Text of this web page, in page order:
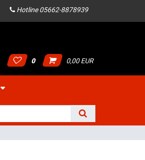
Hotline 05662-8878939
0 0,00 EUR